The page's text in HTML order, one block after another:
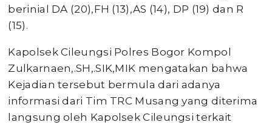
berinial DA (20),FH (13),AS (14), DP (19) dan R
(15).
Kapolsek Cileungsi Polres Bogor Kompol
Zulkarnaen,.SH,.SIK,MIK mengatakan bahwa
Kejadian tersebut bermula dari adanya
informasi dari Tim TRC Musang yang diterima
langsung oleh Kapolsek Cileungsi terkait